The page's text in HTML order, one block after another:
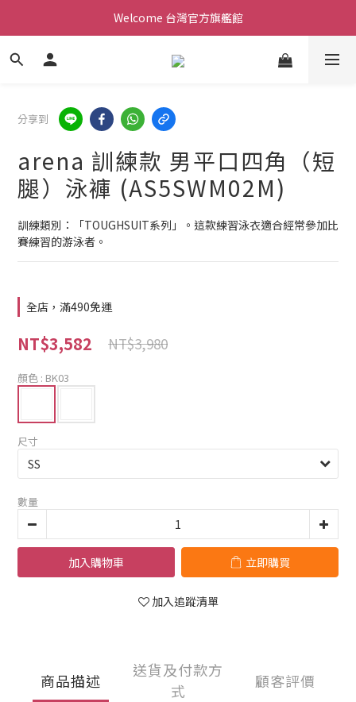
Welcome 台灣官方旗艦館
Welcome 台灣官方旗艦館
新會員加入現領折價200元。立即抵用。
分享到
arena 訓練款 男平口四角（短
腿）泳褲 (AS5SWM02M)
訓練類別：「TOUGHSUIT系列」。這款練習泳衣適合經常參加比
賽練習的游泳者。
全店，滿490免運
NT$3,582 NT$3,980
顏色 : BK03
尺寸
數量
加入購物車 立即購買
加入追蹤清單
商品描述
送貨及付款方
式
顧客評價